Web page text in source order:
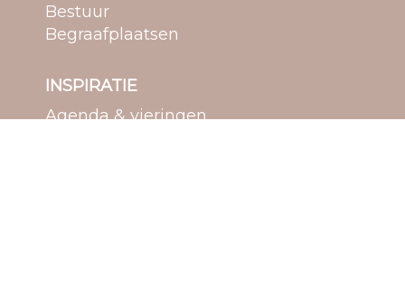
Bestuur
Begraafplaatsen
INSPIRATIE
Agenda & vieringen